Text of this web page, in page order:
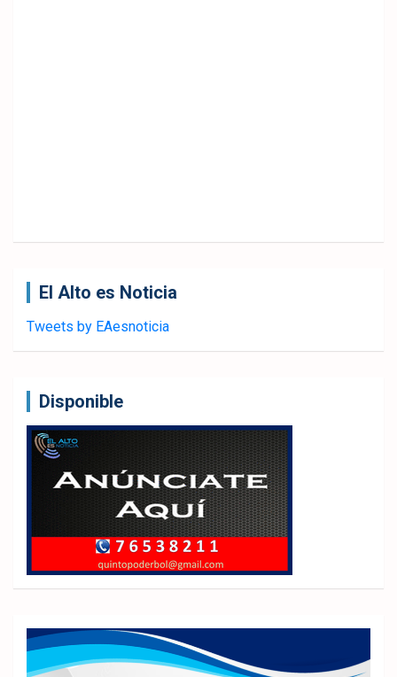
El Alto es Noticia
Tweets by EAesnoticia
Disponible